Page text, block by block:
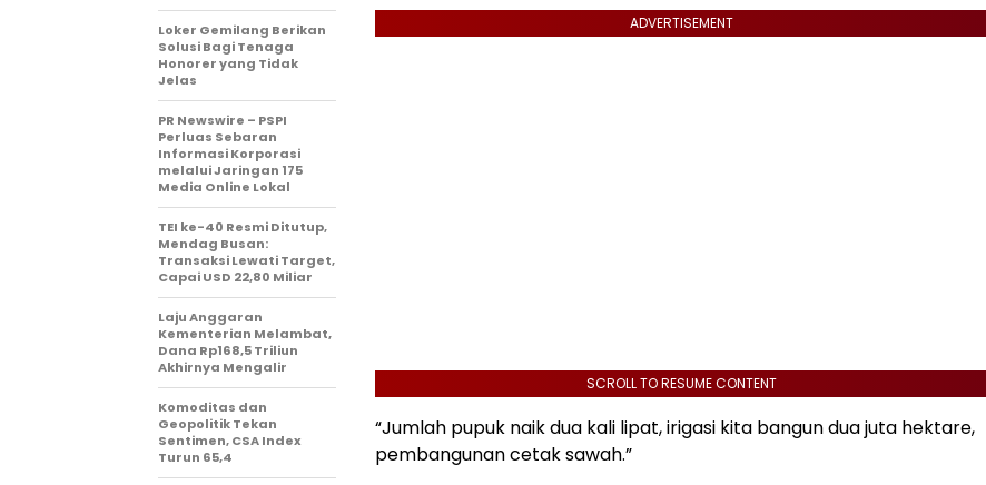
ADVERTISEMENT
SCROLL TO RESUME CONTENT
“Jumlah pupuk naik dua kali lipat, irigasi kita bangun dua juta hektare,
pembangunan cetak sawah.”
Loker Gemilang Berikan
Solusi Bagi Tenaga
Honorer yang Tidak
Jelas
PR Newswire – PSPI
Perluas Sebaran
Informasi Korporasi
melalui Jaringan 175
Media Online Lokal
TEI ke-40 Resmi Ditutup,
Mendag Busan:
Transaksi Lewati Target,
Capai USD 22,80 Miliar
Laju Anggaran
Kementerian Melambat,
Dana Rp168,5 Triliun
Akhirnya Mengalir
Komoditas dan
Geopolitik Tekan
Sentimen, CSA Index
Turun 65,4